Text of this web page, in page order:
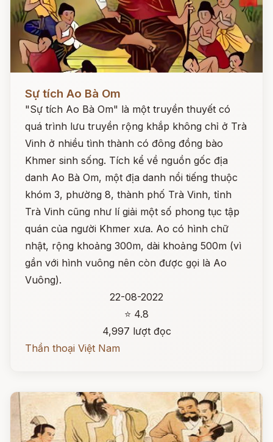
Sự tích Ao Bà Om
"Sự tích Ao Bà Om" là một truyền thuyết có
quá trình lưu truyền rộng khắp không chỉ ở Trà
Vinh ở nhiều tình thành có đông đồng bào
Khmer sinh sống. Tích kể về nguồn gốc địa
danh Ao Bà Om, một địa danh nổi tiếng thuộc
khóm 3, phường 8, thành phố Trà Vinh, tỉnh
Trà Vinh cũng như lí giải một số phong tục tập
quán của người Khmer xưa. Ao có hình chữ
nhật, rộng khoảng 300m, dài khoảng 500m (vì
gần với hình vuông nên còn được gọi là Ao
Vuông).
22-08-2022
⭐ 4.8
4,997 lượt đọc
Thần thoại Việt Nam